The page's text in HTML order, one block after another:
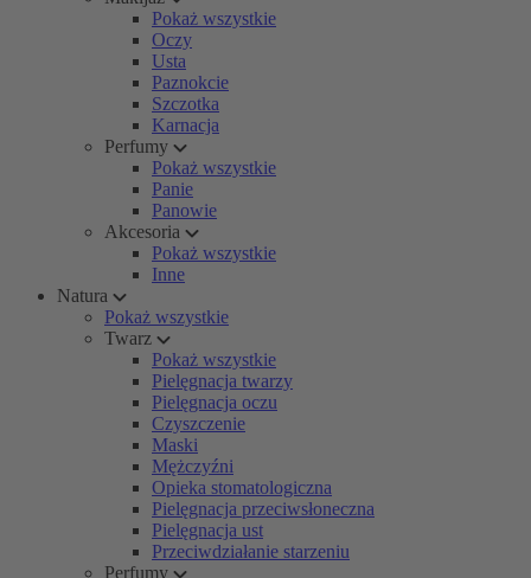
Pokaż wszystkie
Oczy
Usta
Paznokcie
Szczotka
Karnacja
Perfumy
Pokaż wszystkie
Panie
Panowie
Akcesoria
Pokaż wszystkie
Inne
Natura
Pokaż wszystkie
Twarz
Pokaż wszystkie
Pielęgnacja twarzy
Pielęgnacja oczu
Czyszczenie
Maski
Mężczyźni
Opieka stomatologiczna
Pielęgnacja przeciwsłoneczna
Pielęgnacja ust
Przeciwdziałanie starzeniu
Perfumy